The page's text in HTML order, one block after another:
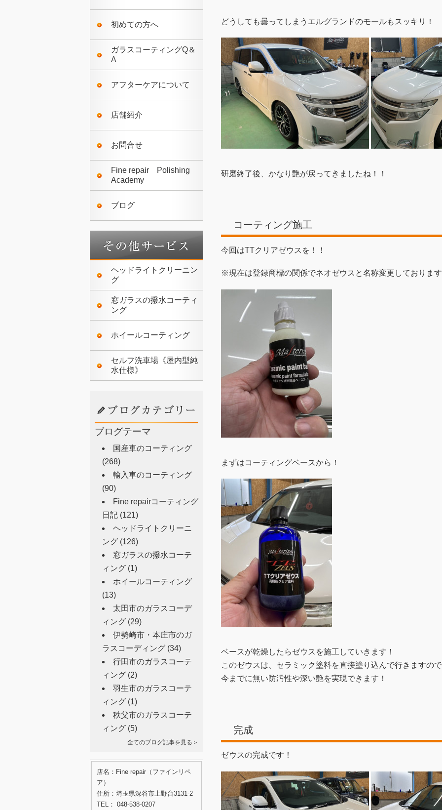
初めての方へ
ガラスコーティングQ＆
A
アフターケアについて
店舗紹介
お問合せ
Fine repair Polishing
Academy
ブログ
ヘッドライトクリーニン
グ
窓ガラスの撥水コーティ
ング
ホイールコーティング
セルフ洗車場《屋内型純
水仕様》
ブログテーマ
国産車のコーティング
(268)
輸入車のコーティング
(90)
Fine repairコーティング
日記 (121)
ヘッドライトクリーニ
ング (126)
窓ガラスの撥水コーテ
ィング (1)
ホイールコーティング
(13)
太田市のガラスコーデ
ィング (29)
伊勢崎市・本庄市のガ
ラスコーディング (34)
行田市のガラスコーテ
ィング (2)
羽生市のガラスコーテ
ィング (1)
秩父市のガラスコーテ
ィング (5)
全てのブログ記事を見る＞
店名：Fine repair（ファインリペ
ア）
住所：埼玉県深谷市上野台3131-2
TEL： 048-538-0207
どうしても曇ってしまうエルグランドのモールもスッキリ！
研磨終了後、かなり艶が戻ってきましたね！！
コーティング施工
今回はTTクリアゼウスを！！
※現在は登録商標の関係でネオゼウスと名称変更しておりま
まずはコーティングベースから！
ベースが乾燥したらゼウスを施工していきます！
このゼウスは、セラミック塗料を直接塗り込んで行きますので
今までに無い防汚性や深い艶を実現できます！
完成
ゼウスの完成です！